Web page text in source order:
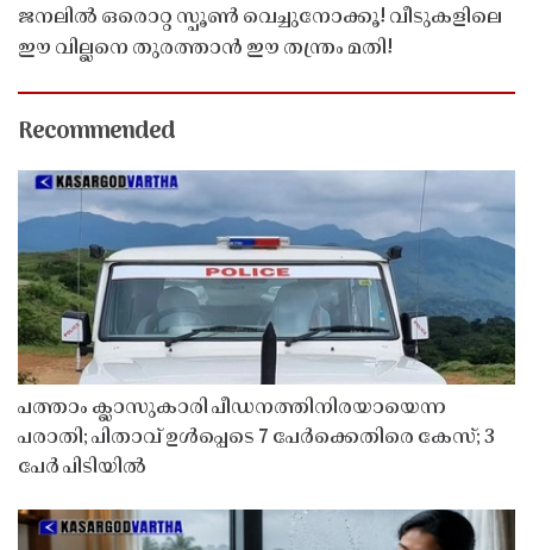
ജനലിൽ ഒരൊറ്റ സ്പൂൺ വെച്ചുനോക്കൂ! വീടുകളിലെ
ഈ വില്ലനെ തുരത്താൻ ഈ തന്ത്രം മതി!
Recommended
പത്താം ക്ലാസുകാരി പീഡനത്തിനിരയായെന്ന
പരാതി; പിതാവ് ഉൾപ്പെടെ 7 പേർക്കെതിരെ കേസ്; 3
പേർ പിടിയിൽ